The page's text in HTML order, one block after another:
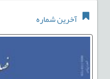
آخرین شماره